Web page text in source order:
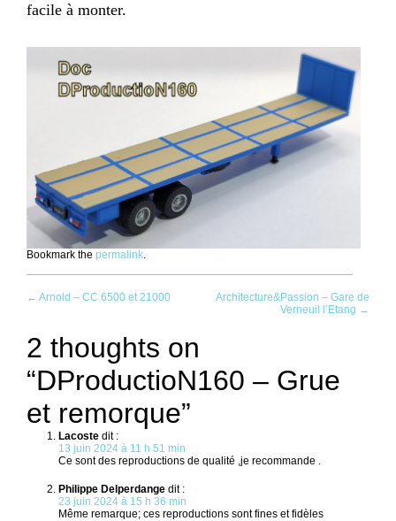
facile à monter.
Bookmark the permalink
Post
navigation
← Arnold – CC 6500 et 21000
Architecture&Passion – Gare de
Verneuil l’Etang →
2 thoughts on
“DProductioN160 – Grue
et remorque”
Lacoste dit :
13 juin 2024 à 11 h 51 min
Ce sont des reproductions de qualité ,je recommande .
Philippe Delperdange dit :
23 juin 2024 à 15 h 36 min
Même remarque; ces reproductions sont fines et fidèles